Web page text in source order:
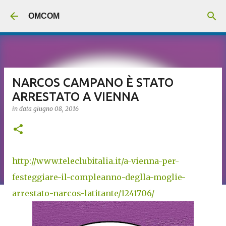
OMCOM
NARCOS CAMPANO È STATO
ARRESTATO A VIENNA
in data giugno 08, 2016
http://www.teleclubitalia.it/a-vienna-per-
festeggiare-il-compleanno-deglla-moglie-
arrestato-narcos-latitante/1241706/